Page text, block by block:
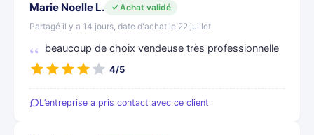
Marie Noelle L.
Achat validé
Partagé il y a 14 jours, date d'achat le 22 juillet
beaucoup de choix vendeuse très professionnelle
4/5
L’entreprise a pris contact avec ce client